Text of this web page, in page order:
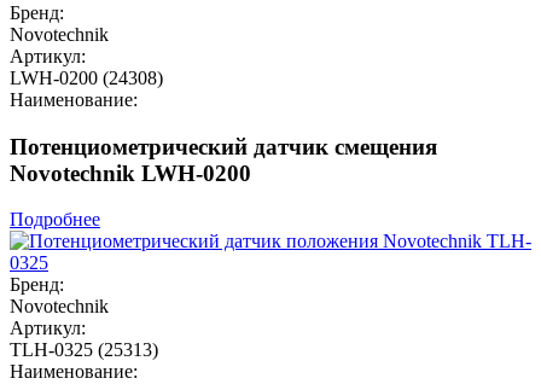
Бренд:
Novotechnik
Артикул:
LWH-0200 (24308)
Наименование:
Потенциометрический датчик смещения
Novotechnik LWH-0200
Подробнее
Бренд:
Novotechnik
Артикул:
TLH-0325 (25313)
Наименование: